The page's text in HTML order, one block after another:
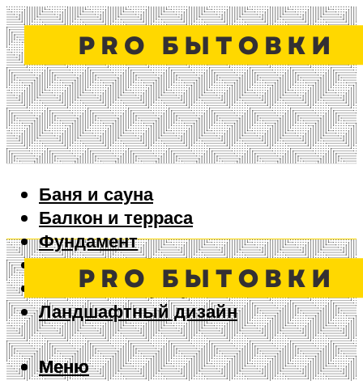
Баня и сауна
Балкон и терраса
Фундамент
Ворота и забор
Дизайн интерьера
Ландшафтный дизайн
Меню
Меню